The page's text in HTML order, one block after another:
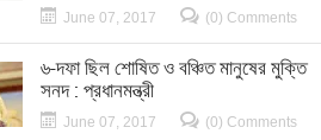
June 07, 2017 (0) Comments
৬-দফা ছিল শোষিত ও বঞ্চিত মানুষের মুক্তি
সনদ : প্রধানমন্ত্রী
June 07, 2017 (0) Comments